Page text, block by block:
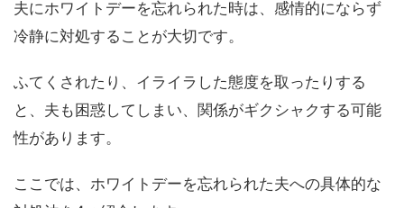
夫にホワイトデーを忘れられた時は、感情的にならず
冷静に対処することが大切です。
ふてくされたり、イライラした態度を取ったりする
と、夫も困惑してしまい、関係がギクシャクする可能
性があります。
ここでは、ホワイトデーを忘れられた夫への具体的な